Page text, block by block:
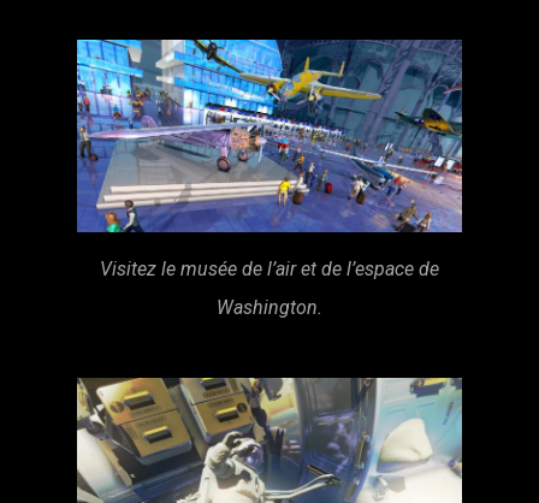
Visitez le musée de l’air et de l’espace de
Washington.